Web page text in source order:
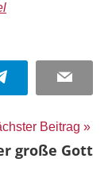
Telegram Email
Beitrag
große Gott